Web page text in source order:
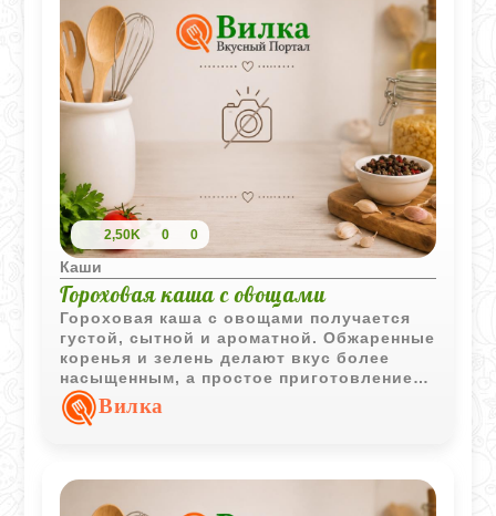
2,50K 0 0
Каши
Гороховая каша с овощами
Гороховая каша с овощами получается
густой, сытной и ароматной. Обжаренные
коренья и зелень делают вкус более
насыщенным, а простое приготовление
отлично подходит для домашнего обеда.
Вилка